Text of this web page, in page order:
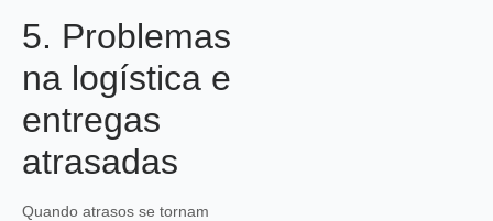
5. Problemas
na logística e
entregas
atrasadas
Quando atrasos se tornam